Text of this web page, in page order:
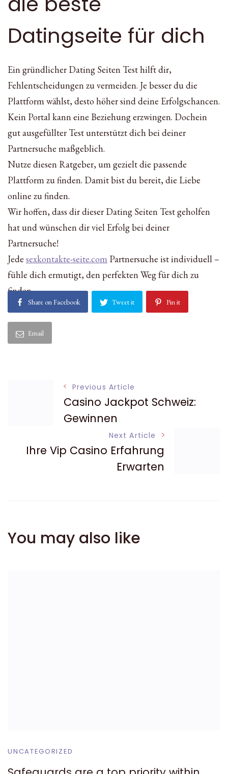
Datingseite für dich
Ein gründlicher Dating Seiten Test hilft dir,
Fehlentscheidungen zu vermeiden. Je besser du die
Plattform wählst, desto höher sind deine Erfolgschancen.
Kein Portal kann eine Beziehung erzwingen. Dochein
gut ausgefüllter Test unterstützt dich bei deiner
Partnersuche maßgeblich.
Nutze diesen Ratgeber, um gezielt die passende
Plattform zu finden. Damit bist du bereit, die Liebe
online zu finden.
Wir hoffen, dass dir dieser Dating Seiten Test geholfen
hat und wünschen dir viel Erfolg bei deiner
Partnersuche!
Jede sexkontakte-seite.com Partnersuche ist individuell –
fühle dich ermutigt, den perfekten Weg für dich zu
finden.
Share on Facebook Tweet it Pin it
Email
Navigation
Previous Article
Casino Jackpot Schweiz:
Gewinnen
Next Article
Ihre Vip Casino Erfahrung
Erwarten
You may also like
UNCATEGORIZED